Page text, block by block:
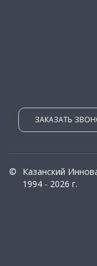
ЗАКАЗАТЬ
©
Казанский
1994 - 2026 г.